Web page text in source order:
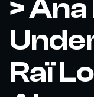
> Ana
Raï